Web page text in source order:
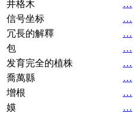
井格木
…
信号坐标
…
冗長的解釋
…
包
…
发育完全的植株
…
喬萬縣
…
增根
…
嫫
…